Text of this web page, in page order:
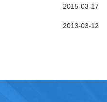
2015-03-17
2013-03-12